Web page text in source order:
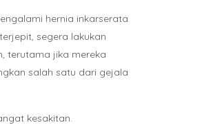
hernia inkarserata
segera lakukan
terutama jika mereka
salah satu dari gejala
kesakitan.